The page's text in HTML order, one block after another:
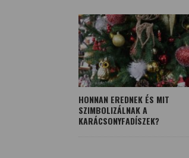
HONNAN EREDNEK ÉS MIT
SZIMBOLIZÁLNAK A
KARÁCSONYFADÍSZEK?